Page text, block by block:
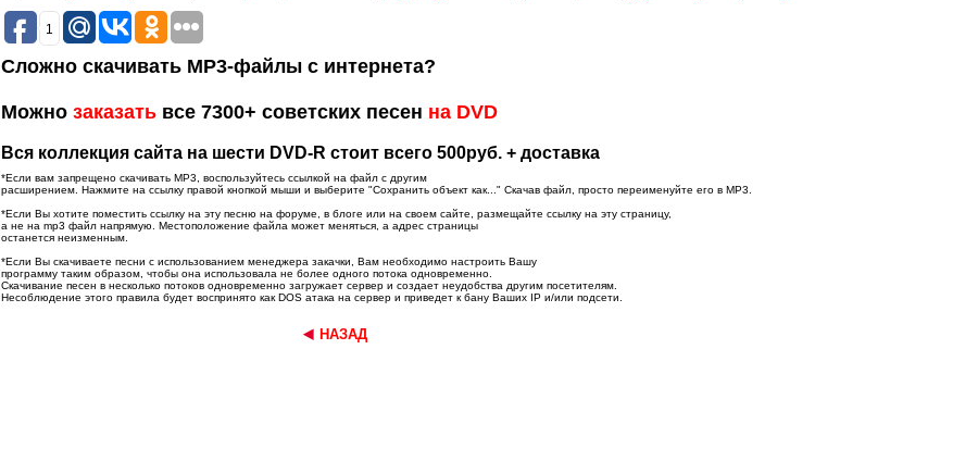
1
Сложно скачивать MP3-файлы с интернета?
Можно заказать все 7300+ советских песен на DVD
Вся коллекция сайта на шести DVD-R стоит всего 500руб. + доставка
*Если вам запрещено скачивать MP3, воспользуйтесь ссылкой на файл с другим
расширением. Нажмите на ссылку правой кнопкой мыши и выберите "Сохранить объект как..." Скачав файл, просто переименуйте его в MP3.
*Если Вы хотите поместить ссылку на эту песню на форуме, в блоге или на своем сайте, размещайте ссылку на эту страницу,
а не на mp3 файл напрямую. Местоположение файла может меняться, а адрес страницы
останется неизменным.
*Если Вы скачиваете песни с использованием менеджера закачки, Вам необходимо настроить Вашу
программу таким образом, чтобы она использовала не более одного потока одновременно.
Скачивание песен в несколько потоков одновременно загружает сервер и создает неудобства другим посетителям.
Несоблюдение этого правила будет воспринято как DOS атака на сервер и приведет к бану Ваших IP и/или подсети.
НАЗАД